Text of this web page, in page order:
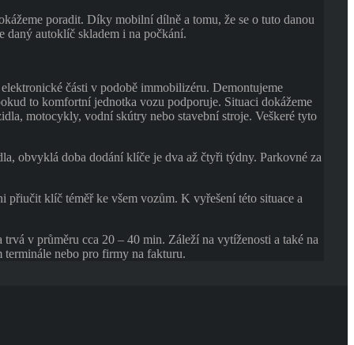
poradit. Díky mobilní dílně a tomu, že se o tuto danou
daný autoklíč skladem i na počkání.
části v podobě immobilizéru. Demontujeme
to komfortní jednotka vozu podporuje. Situaci dokážeme
motocykly, vodní skútry nebo stavební stroje. Veškeré tyto
obvyklá doba dodání klíče je dva až čtyři týdny. Parkovné za
klíč téměř ke všem vozům. K vyřešení této situace a
v průměru cca 20 – 40 min. Záleží na vytíženosti a také na
nebo pro firmy na fakturu.